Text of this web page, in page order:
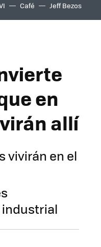
Café Jeff Bezos
en
allí
vivirán en el
industrial